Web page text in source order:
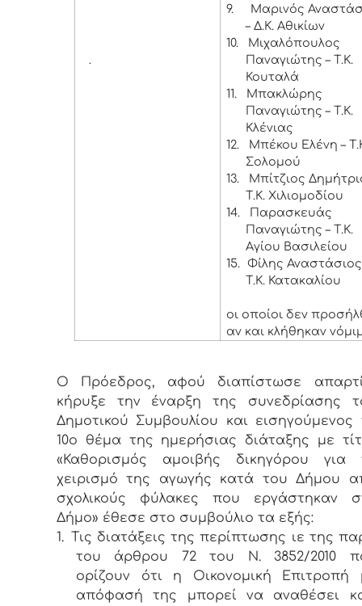
.
9.
Μαρινός
– Δ.Κ. Αθικίων
10.
Μιχαλόπουλος
Παναγιώτης – Τ.Κ.
Κουταλά
11.
Μπακλώρης
Παναγιώτης – Τ.Κ.
Κλένιας
12.
Μπέκου Ελένη –
Σολομού
13.
Μπίτζιος
Τ.Κ. Χιλιομοδίου
14.
Παρασκευάς
Παναγιώτης – Τ.Κ.
Αγίου Βασιλείου
15. Φίλης Αναστάσιος
Τ.Κ. Κατακαλίου
οι οποίοι δεν
αν και κλήθηκαν
Ο Πρόεδρος, αφού διαπίστωσε
κήρυξε την έναρξη της συνεδρίασης
Δημοτικού Συμβουλίου και εισηγούμενος
10ο θέμα της ημερήσιας διάταξης με
«Καθορισμός αμοιβής δικηγόρου για
χειρισμό της αγωγής κατά του Δήμου
σχολικούς φύλακες που εργάστηκαν
Δήμο» έθεσε στο συμβούλιο τα εξής:
1. Τις διατάξεις της περίπτωσης ιε της
του άρθρου 72 του Ν. 3852/2010
ορίζουν ότι η Οικονομική Επιτροπή
απόφασή της μπορεί να αναθέσει